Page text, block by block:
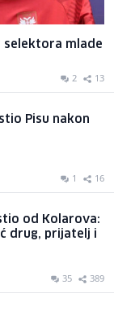
selektora mlade
2 13
Pisu nakon
1 16
od Kolarova:
drug, prijatelj i
35 389